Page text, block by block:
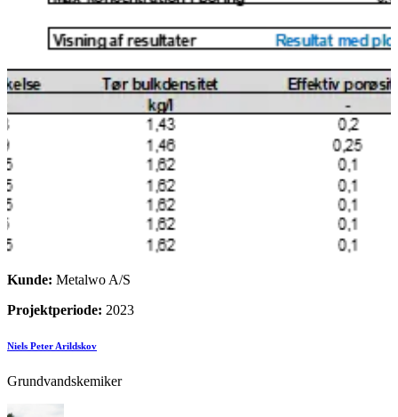
Kunde: Metalwo A/S
Projektperiode: 2023
Niels Peter Arildskov
Grundvandskemiker